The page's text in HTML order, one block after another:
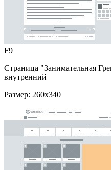
F9
Страница "Занимательная
внутренний
Размер: 260x340